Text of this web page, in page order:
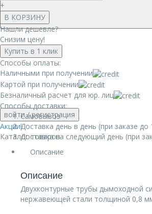
войти/ регистрация
Акции!
Каталог товаров
+
В КОРЗИНУ
Нашли дешевле?
Снизим цену!
Купить в 1 клик
Способы оплаты:
Наличными при получении
Картой при получении
Безналичный расчет для юр. лиц
Способы доставки:
Самовывоз
Доставка день в день (при заказе до
Доставка на следующий день (при
Описание
Описание
Двухконтурные трубы дымоходной
нержавеющей стали толщиной 0,8